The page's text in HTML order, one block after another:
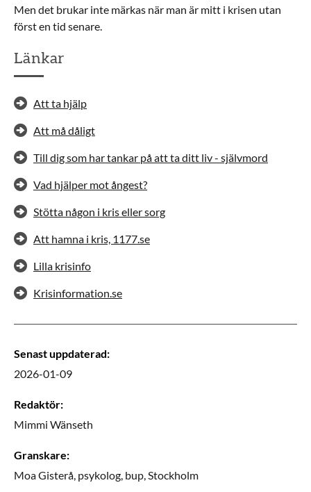
Men det brukar inte märkas när man är mitt i krisen utan
först en tid senare.
Länkar
Att ta hjälp
Att må dåligt
Till dig som har tankar på att ta ditt liv - självmord
Vad hjälper mot ångest?
Stötta någon i kris eller sorg
Att hamna i kris, 1177.se
Lilla krisinfo
Krisinformation.se
Senast uppdaterad:
2026-01-09
Redaktör:
Mimmi Wänseth
Granskare:
MoaGisterå, psykolog, bup, Stockholm